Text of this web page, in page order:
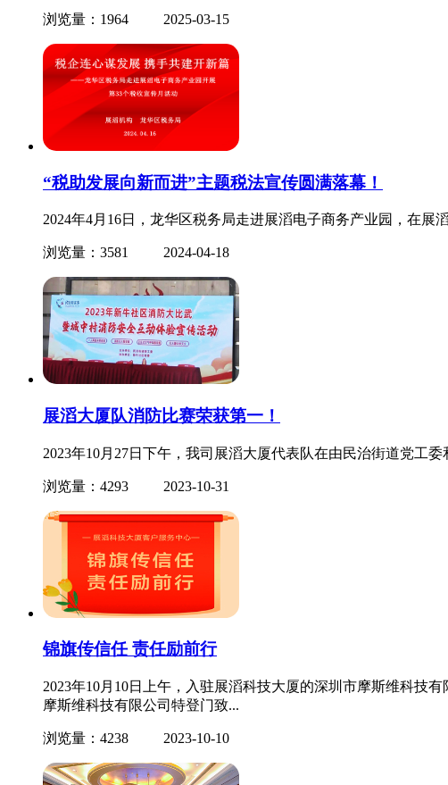
浏览量：1964 2025-03-15
“税助发展向新而进”主题税法宣传圆满落幕！
2024年4月16日，龙华区税务局走进展滔电子商务产业园，在展
浏览量：3581 2024-04-18
展滔大厦队消防比赛荣获第一！
2023年10月27日下午，我司展滔大厦代表队在由民治街道党工
浏览量：4293 2023-10-31
锦旗传信任 责任励前行
2023年10月10日上午，入驻展滔科技大厦的深圳市摩斯维科技
摩斯维科技有限公司特登门致...
浏览量：4238 2023-10-10